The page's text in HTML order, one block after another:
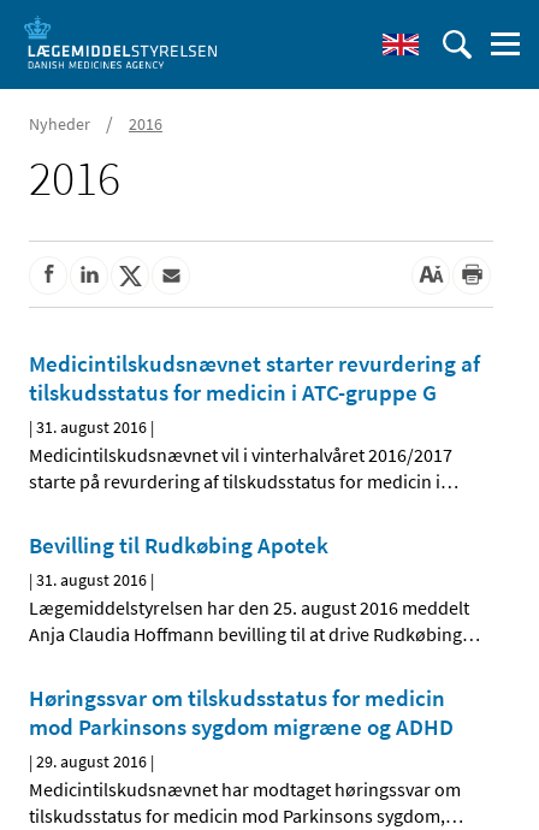
Nyheder / 2016
2016
Medicintilskudsnævnet starter revurdering af
tilskudsstatus for medicin i ATC-gruppe G
|31. august 2016 |
Medicintilskudsnævnet vil i vinterhalvåret 2016/2017
starte på revurdering af tilskudsstatus for medicin i…
Bevilling til Rudkøbing Apotek
|31. august 2016 |
Lægemiddelstyrelsen har den 25. august 2016 meddelt
Anja Claudia Hoffmann bevilling til at drive Rudkøbing…
Høringssvar om tilskudsstatus for medicin
mod Parkinsons sygdom migræne og ADHD
|29. august 2016 |
Medicintilskudsnævnet har modtaget høringssvar om
tilskudsstatus for medicin mod Parkinsons sygdom,…